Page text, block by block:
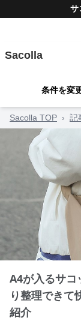
サ
Sacolla
条件を変
Sacolla TOP › 記
A4が入るサコ
り整理できて
紹介